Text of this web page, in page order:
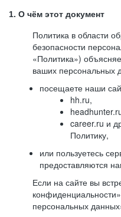
1. О чём этот документ
Политика в области
безопасности
«Политика»)
ваших персональных
посещаете наши
hh.ru,
career.ru и
Политику,
или пользуетесь
предоставляются
Если на сайте вы
персональных